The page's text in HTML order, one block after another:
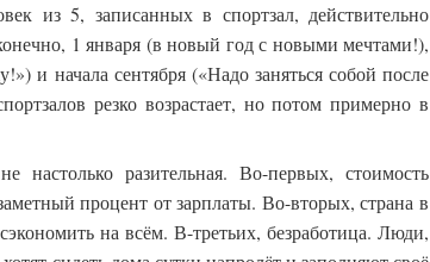
из 5, записанных в спортзал, действительно
1 января (в новый год с новыми мечтами!),
и начала сентября («Надо заняться собой после
резко возрастает, но потом примерно в
настолько разительная. Во-первых, стоимость
процент от зарплаты. Во-вторых, страна в
на всём. В-третьих, безработица. Люди,